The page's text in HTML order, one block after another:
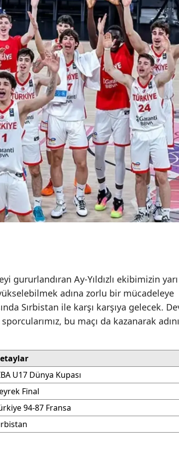
gururlandıran Ay-Yıldızlı ekibimizin yarı
adına zorlu bir mücadeleye
Sırbistan ile karşı karşıya gelecek.
bu maçı da kazanarak adını
U17 Dünya Kupası
Final
94-87 Fransa